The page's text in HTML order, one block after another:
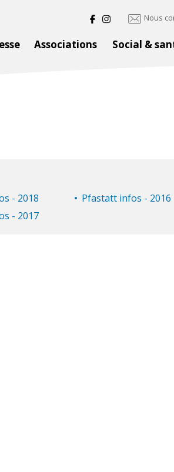
Nous
Associations Social &
- 2018
- 2017
Pfastatt infos - 2016